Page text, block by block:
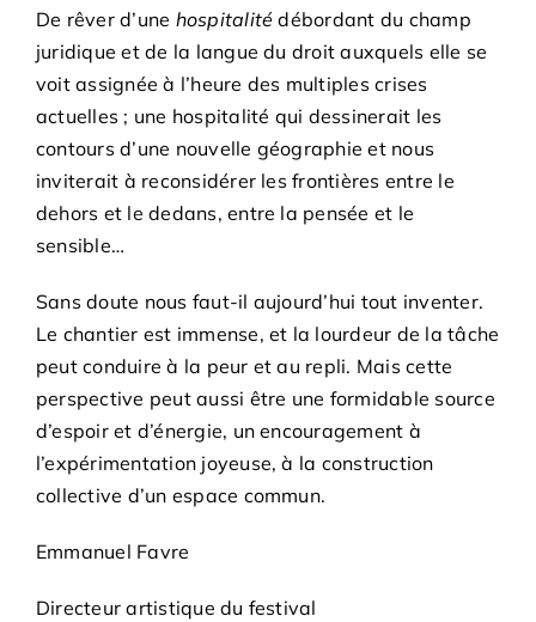
De rêver d’une hospitalité débordant du champ
juridique et de la langue du droit auxquels elle se
voit assignée à l’heure des multiples crises
actuelles ; une hospitalité qui dessinerait les
contours d’une nouvelle géographie et nous
inviterait à reconsidérer les frontières entre le
dehors et le dedans, entre la pensée et le
sensible…
Sans doute nous faut-il aujourd’hui tout inventer.
Le chantier est immense, et la lourdeur de la tâche
peut conduire à la peur et au repli. Mais cette
perspective peut aussi être une formidable source
d’espoir et d’énergie, un encouragement à
l’expérimentation joyeuse, à la construction
collective d’un espace commun.
Emmanuel Favre
Directeur artistique du festival